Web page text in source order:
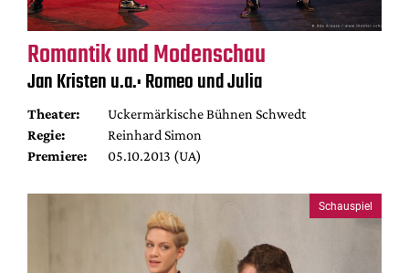
Romantik und Modenschau
Jan Kristen u.a.: Romeo und Julia
Theater:
Uckermärkische Bühnen Schwedt
Regie:
Reinhard Simon
Premiere:
05.10.2013 (UA)
Schauspiel